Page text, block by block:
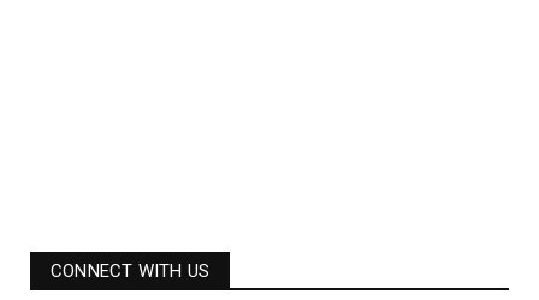
CONNECT WITH US